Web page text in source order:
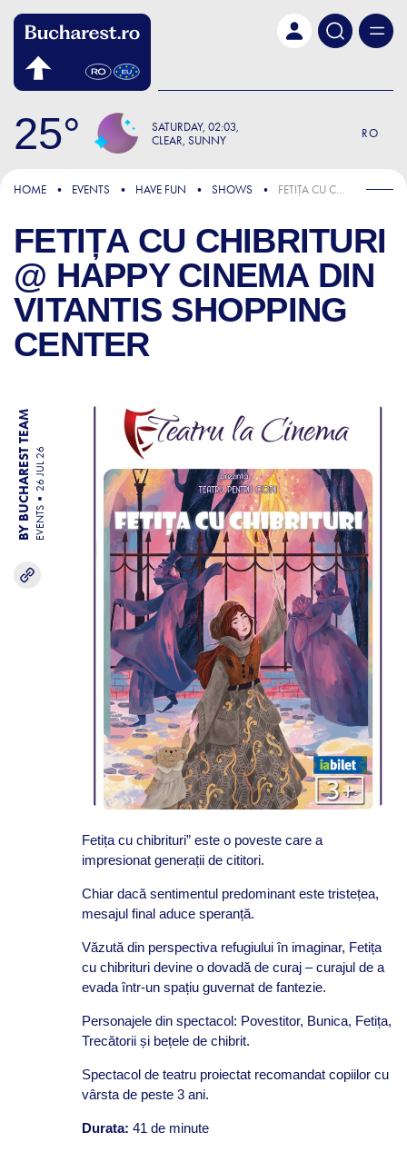
25 SATURDAY 02:03
CLEAR, SUNNY
RO
HOME EVENTS HAVE FUN SHOWS FETIȚA CU CHIBRITURI @ HAPPY CINEMA DIN VITANTIS SHOPPING CENTER
FETIȚA CU CHIBRITURI
@ HAPPY CINEMA DIN
VITANTIS SHOPPING
CENTER
BY BUCHAREST TEAM EVENTS
26 JUL 26
Fetița cu chibrituri” este o poveste care a
impresionat generații de cititori.
Chiar dacă sentimentul predominant este tristețea,
mesajul final aduce speranță.
Văzută din perspectiva refugiului în imaginar, Fetița
cu chibrituri devine o dovadă de curaj – curajul de a
evada într-un spațiu guvernat de fantezie.
Personajele din spectacol: Povestitor, Bunica, Fetița,
Trecătorii și bețele de chibrit.
Spectacol de teatru proiectat recomandat copiilor cu
vârsta de peste 3 ani.
Durata: 41 de minute